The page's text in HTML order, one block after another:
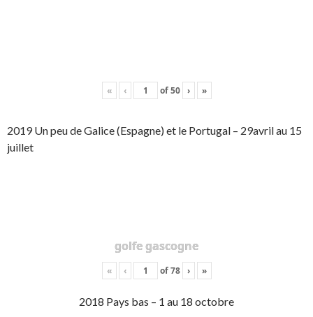
« ‹ of50 › »
2019 Un peu de Galice (Espagne) et le Portugal – 29avril au 15
juillet
golfe gascogne
« ‹ of78 › »
2018 Pays bas – 1 au 18 octobre